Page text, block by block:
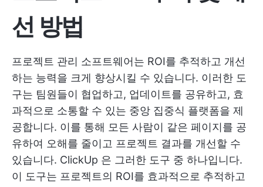
선 방법
프로젝트 관리 소프트웨어는 ROI를 추적하고 개선
하는 능력을 크게 향상시킬 수 있습니다. 이러한 도
구는 팀원들이 협업하고, 업데이트를 공유하고, 효
과적으로 소통할 수 있는 중앙 집중식 플랫폼을 제
공합니다. 이를 통해 모든 사람이 같은 페이지를 공
유하여 오해를 줄이고 프로젝트 결과를 개선할 수
있습니다. ClickUp 은 그러한 도구 중 하나입니다.
이 도구는 프로젝트의 ROI를 효과적으로 추적하고